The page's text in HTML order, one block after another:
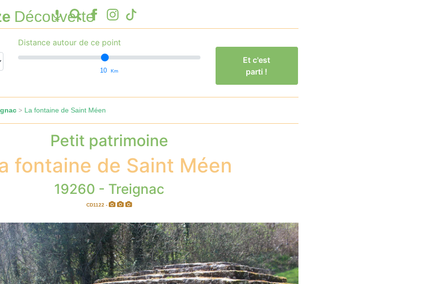
Découverte
Distance autour de ce point
10 Km
Et c'est
parti !
> La fontaine de Saint Méen
Petit patrimoine
fontaine de Saint Méen
19260 - Treignac
CD1122 -